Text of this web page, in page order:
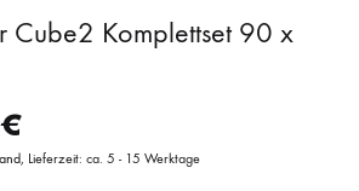
Cube2 Komplettset 90 x
€
Lieferzeit: ca. 5 - 15 Werktage